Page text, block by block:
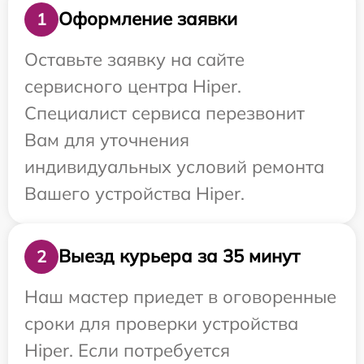
1
Оформление заявки
Оставьте заявку на сайте
сервисного центра Hiper.
Специалист сервиса перезвонит
Вам для уточнения
индивидуальных условий ремонта
Вашего устройства Hiper.
2
Выезд курьера за 35 минут
Наш мастер приедет в оговоренные
сроки для проверки устройства
Hiper. Если потребуется